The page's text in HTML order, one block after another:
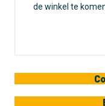
de winkel te